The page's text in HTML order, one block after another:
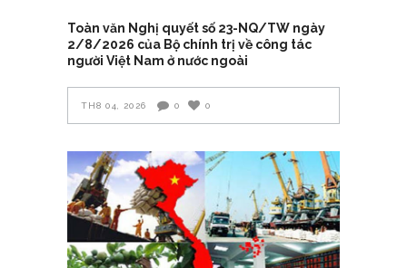
Toàn văn Nghị quyết số 23-NQ/TW ngày
2/8/2026 của Bộ chính trị về công tác
người Việt Nam ở nước ngoài
TH8 04, 2026 0 0